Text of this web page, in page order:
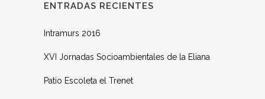
ENTRADAS RECIENTES
Intramurs 2016
XVI Jornadas Socioambientales de la Eliana
Patio Escoleta el Trenet